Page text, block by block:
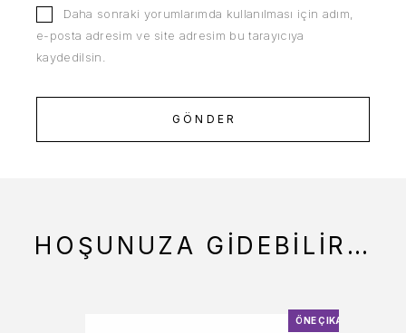
Daha sonraki yorumlarımda kullanılması için adım,
e-posta adresim ve site adresim bu tarayıcıya
kaydedilsin.
HOŞUNUZA GIDEBILIR…
ÖNE ÇIKAN